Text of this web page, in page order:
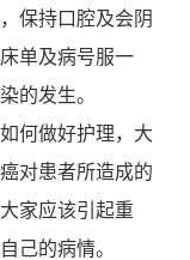
保持口腔及会阴
单及病号服一
的发生。
何做好护理，大
对患者所造成的
家应该引起重
己的病情。